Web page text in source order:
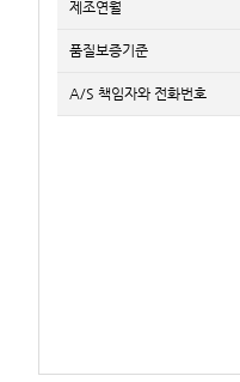
제조연월
품질보증기준
A/S 책임자와 전화번호